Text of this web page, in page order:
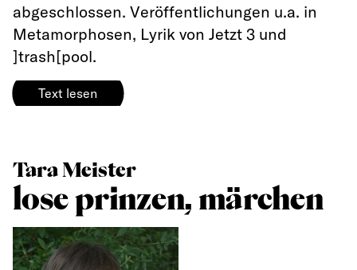
abgeschlossen. Veröffentlichungen u.a. in
Metamorphosen, Lyrik von Jetzt 3 und
]trash[pool.
Text lesen
Tara Meister
lose prinzen, märchen